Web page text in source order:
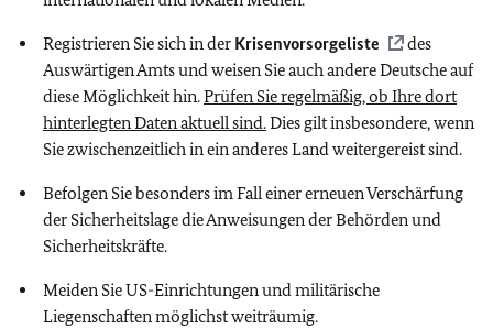
Registrieren Sie sich in der Krisenvorsorgeliste
des
Auswärtigen Amts und weisen Sie auch andere Deutsche auf
diese Möglichkeit hin.Prüfen Sie regelmäßig, ob Ihre dort
hinterlegten Daten aktuell sind.Dies gilt insbesondere, wenn
Sie zwischenzeitlich in ein anderes Land weitergereist sind.
Befolgen Sie besonders im Fall einer erneuen Verschärfung
der Sicherheitslage die Anweisungen der Behörden und
Sicherheitskräfte.
Meiden Sie US-Einrichtungen und militärische
Liegenschaften möglichst weiträumig.